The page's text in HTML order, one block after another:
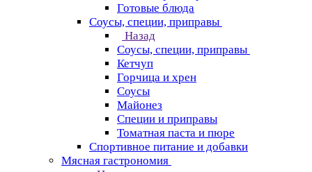
Готовые блюда
Соусы, специи, приправы
Назад
Соусы, специи, приправы
Кетчуп
Горчица и хрен
Соусы
Майонез
Специи и приправы
Томатная паста и пюре
Спортивное питание и добавки
Мясная гастрономия